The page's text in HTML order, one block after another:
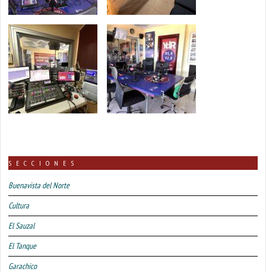
SECCIONES
Buenavista del Norte
Cultura
El Sauzal
El Tanque
Garachico